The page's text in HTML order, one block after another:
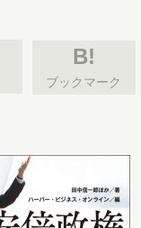
B!
ブックマーク